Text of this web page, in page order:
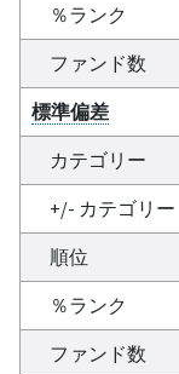
％ランク
ファンド数
標準偏差
カテゴリー
+/- カテゴリー
順位
％ランク
ファンド数